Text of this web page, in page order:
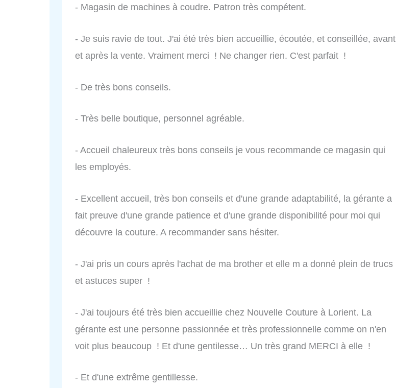
- Magasin de machines à coudre. Patron très compétent.
- Je suis ravie de tout. J'ai été très bien accueillie, écoutée, et conseillée, avant
et après la vente. Vraiment merci ! Ne changer rien. C'est parfait !
- De très bons conseils.
- Très belle boutique, personnel agréable.
- Accueil chaleureux très bons conseils je vous recommande ce magasin qui
les employés.
- Excellent accueil, très bon conseils et d'une grande adaptabilité, la gérante a
fait preuve d'une grande patience et d'une grande disponibilité pour moi qui
découvre la couture. A recommander sans hésiter.
- J'ai pris un cours après l'achat de ma brother et elle m a donné plein de trucs
et astuces super !
- J'ai toujours été très bien accueillie chez Nouvelle Couture à Lorient. La
gérante est une personne passionnée et très professionnelle comme on n'en
voit plus beaucoup ! Et d'une gentilesse… Un très grand MERCI à elle !
- Et d'une extrême gentillesse.